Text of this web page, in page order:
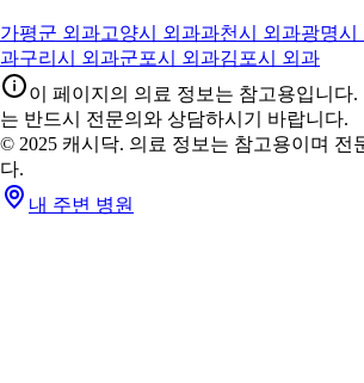
가평군 외과고양시 외과과천시 외과광명시
과구리시 외과군포시 외과김포시 외과
이 페이지의 의료 정보는 참고용입니다.
는 반드시 전문의와 상담하시기 바랍니다.
© 2025 캐시닥. 의료 정보는 참고용이며 전
다.
내 주변 병원